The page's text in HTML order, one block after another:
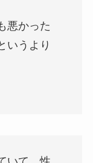
悪かった
いうより